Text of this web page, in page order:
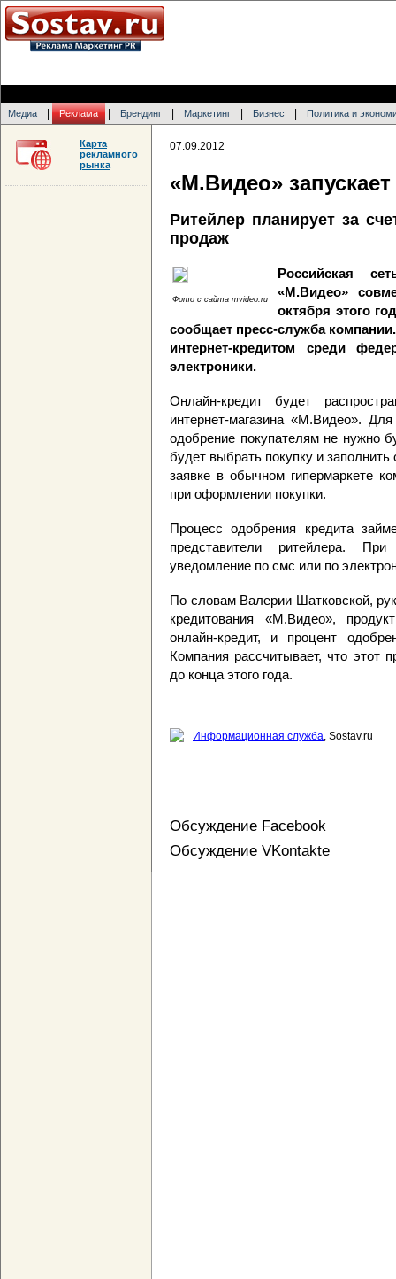
Медиа Реклама Брендинг Маркетинг Бизнес Политика и
07.09.2012
«М.Видео»
Ритейлер планирует за
продаж
Фото с сайта mvideo.ru
Российская
«М.Видео»
октября этого
сообщает пресс-служба
интернет-кредитом среди
электроники.
Онлайн-кредит будет
интернет-магазина «М.Видео».
одобрение покупателям не нужно
будет выбрать покупку и
заявке в обычном гипермаркете
при оформлении покупки.
Процесс одобрения кредита
представители ритейлера.
уведомление по смс или по
По словам Валерии Шатковской,
кредитования «М.Видео»,
онлайн-кредит, и процент
Компания рассчитывает, что этот
до конца этого года.
Информационная служба, Sostav.ru
Обсуждение Facebook
Обсуждение VKontakte
Карта
рекламного
рынка